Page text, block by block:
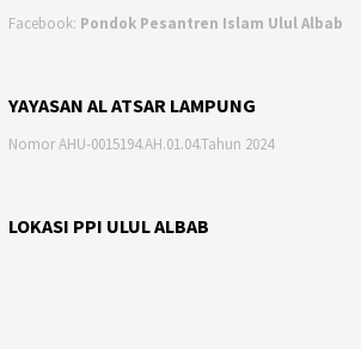
Facebook: Pondok Pesantren Islam Ulul Albab
YAYASAN AL ATSAR LAMPUNG
Nomor AHU-0015194.AH.01.04.Tahun 2024
LOKASI PPI ULUL ALBAB